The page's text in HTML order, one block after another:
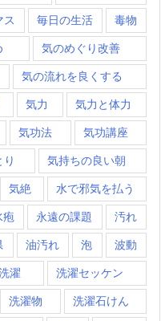
ス 毎日の生活 毒物
気のめぐり改善
気の流れを良くする
気力 気力と体力
気功法 気功講座
気持ちの良い朝
気絶 水で邪気を払う
疱 永遠の課題 汚れ
油汚れ 泡 波動
濯 洗濯セッケン
洗濯物 洗濯石けん